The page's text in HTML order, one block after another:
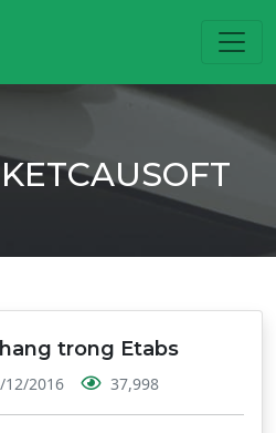
trong Etabs
12/2016 37,998